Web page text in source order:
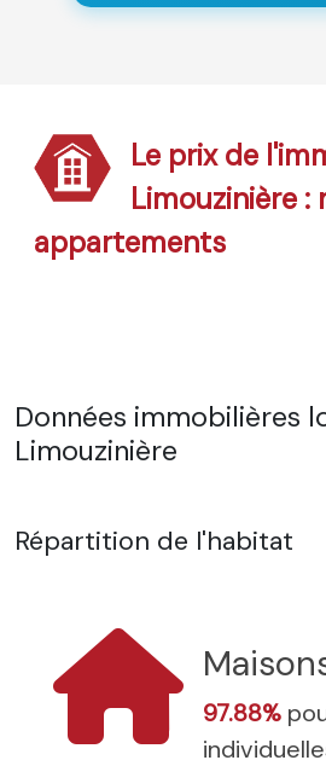
Le prix de
Limouzinière :
appartements
Données immobilières
Limouzinière
Répartition de l'habitat
97.88%